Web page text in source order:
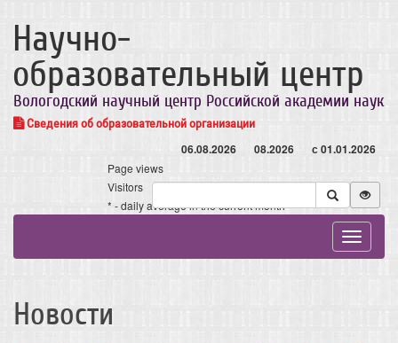
Научно-
образовательный центр
Вологодский научный центр Российской академии наук
Сведения об образовательной организации
06.08.2026 08.2026 с 01.01.2026
Page views
Visitors
* - daily average in the current month
Toggle
Новости